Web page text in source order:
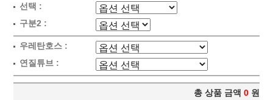
선택 :
구분2 :
우레탄호스 :
연질튜브 :
총 상품 금액 0 원